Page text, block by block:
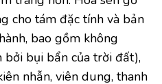
cho tám đặc tính và bản
bao gồm không
bởi bụi bẩn của trời đất),
nhẫn, viên dung, thanh